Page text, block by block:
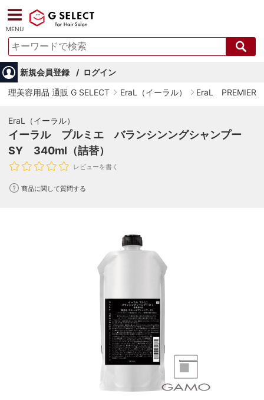
MENU
新規会員登録
ログイン
理美容用品 通販 G SELECT
EraL（イーラル） EraL PREMIER
EraL（イーラル）
イーラル プルミエ バランシンングシャンプー
SY 340ml（詰替）
レビューを書く
商品に関して質問する